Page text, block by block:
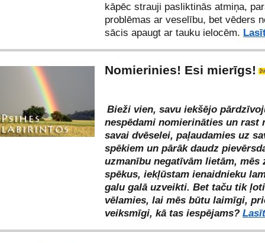
kāpēc strauji pasliktinās atmiņa,
problēmas ar veselību, bet vēders
sācis apaugt ar tauku ielocēm.
Nomierinies! Esi mierīgs!
Bieži vien, savu iekšējo
nespēdami nomierināties un rast
savai dvēselei, paļaudamies uz
spēkiem un pārāk daudz
uzmanību negatīvām lietām, mēs
spēkus, iekļūstam ienaidnieku
galu galā uzveikti. Bet taču tik ļoti
vēlamies, lai mēs būtu laimīgi,
veiksmīgi, kā tas iespējams?